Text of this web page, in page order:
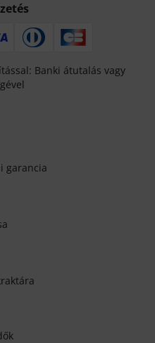
Banki átutalás vagy
garancia